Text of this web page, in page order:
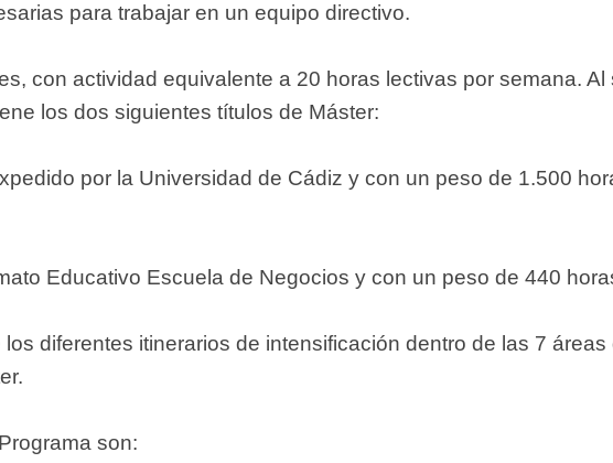
para trabajar en un equipo directivo.
con actividad equivalente a 20 horas lectivas por semana. Al
los dos siguientes títulos de Máster:
por la Universidad de Cádiz y con un peso de 1.500
Educativo Escuela de Negocios y con un peso de 440
diferentes itinerarios de intensificación dentro de las 7 áreas
son: